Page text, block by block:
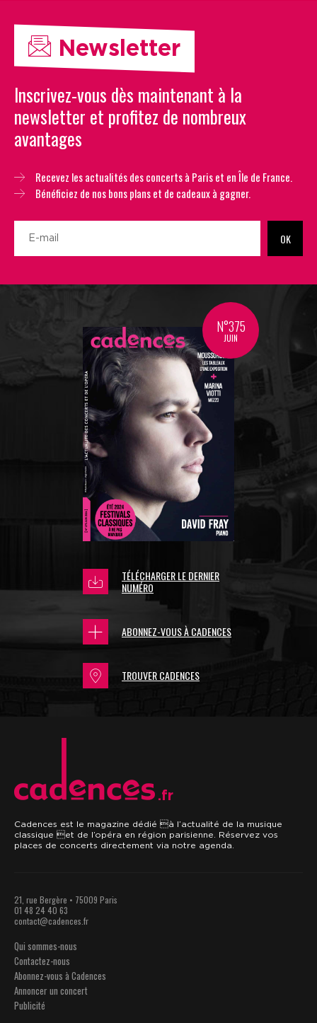
Newsletter
Inscrivez-vous dès maintenant à la
newsletter et profitez de nombreux
avantages
Recevez les actualités des concerts à Paris et en Île de France.
Bénéficiez de nos bons plans et de cadeaux à gagner.
OK
N°375
JUIN
TÉLÉCHARGER LE DERNIER
NUMÉRO
ABONNEZ-VOUS À CADENCES
TROUVER CADENCES
.fr
Cadences est le magazine dédié à l’actualité de la musique
classique et de l’opéra en région parisienne. Réservez vos
places de concerts directement via notre agenda.
21, rue Bergère • 75009 Paris
01 48 24 40 63
contact@cadences.fr
Qui sommes-nous
Contactez-nous
Abonnez-vous à Cadences
Annoncer un concert
Publicité